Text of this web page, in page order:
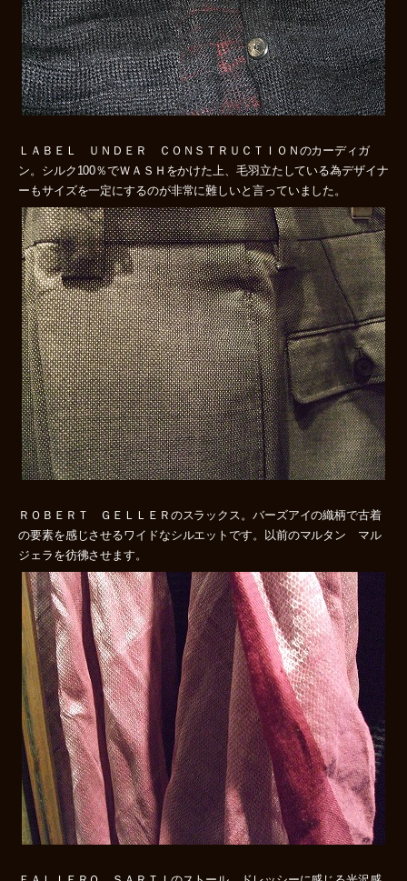
ＬＡＢＥＬ ＵＮＤＥＲ ＣＯＮＳＴＲＵＣＴＩＯＮのカーディガ
ン。シルク100％でＷＡＳＨをかけた上、毛羽立たしている為デザイナ
ーもサイズを一定にするのが非常に難しいと言っていました。
ＲＯＢＥＲＴ ＧＥＬＬＥＲのスラックス。バーズアイの織柄で古着
の要素を感じさせるワイドなシルエットです。以前のマルタン マル
ジェラを彷彿させます。